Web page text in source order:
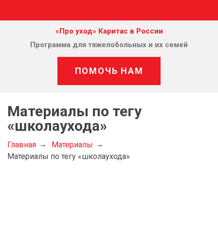
«Про уход» Каритас в России
Программа для тяжелобольных и их семей
ПОМОЧЬ НАМ
Материалы по тегу
«школаухода»
Главная
Материалы
Материалы по тегу «школаухода»